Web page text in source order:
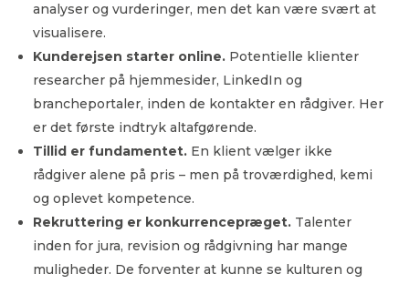
analyser og vurderinger, men det kan være svært at
visualisere.
Kunderejsen starter online. Potentielle klienter
researcher på hjemmesider, LinkedIn og
brancheportaler, inden de kontakter en rådgiver. Her
er det første indtryk altafgørende.
Tillid er fundamentet. En klient vælger ikke
rådgiver alene på pris – men på troværdighed, kemi
og oplevet kompetence.
Rekruttering er konkurrencepræget. Talenter
inden for jura, revision og rådgivning har mange
muligheder. De forventer at kunne se kulturen og